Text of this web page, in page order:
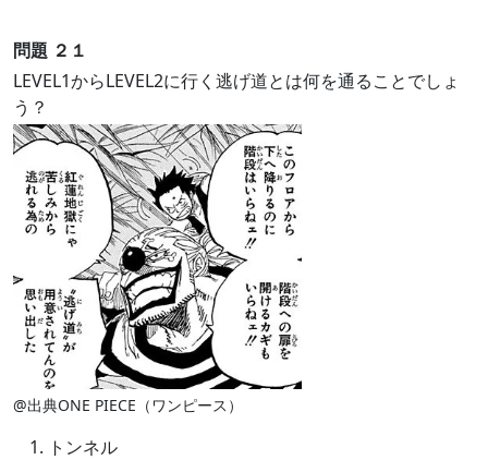
問題 ２１
LEVEL1からLEVEL2に行く逃げ道とは何を通ることでしょ
う？
@出典ONE PIECE（ワンピース）
トンネル